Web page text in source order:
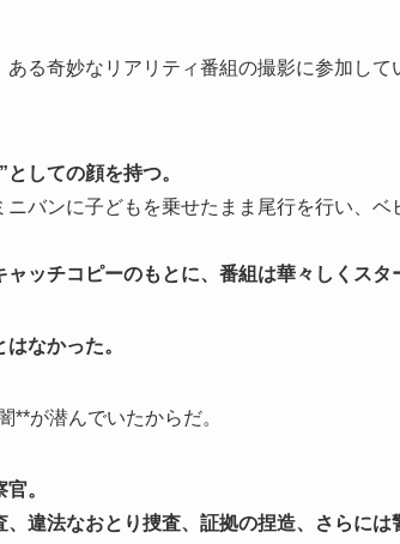
ある奇妙なリアリティ番組の撮影に参加し
しての顔を持つ。
バンに子どもを乗せたまま尾行を行い、ベ
ッチコピーのもとに、番組は華々しくスタ
なかった。
**が潜んでいたからだ。
。
、違法なおとり捜査、証拠の捏造、さらには